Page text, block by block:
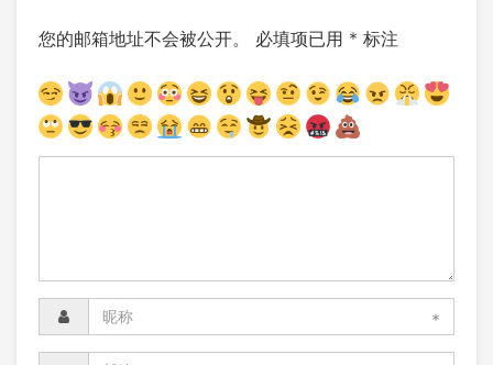
您的邮箱地址不会被公开。 必填项已用 * 标注
*